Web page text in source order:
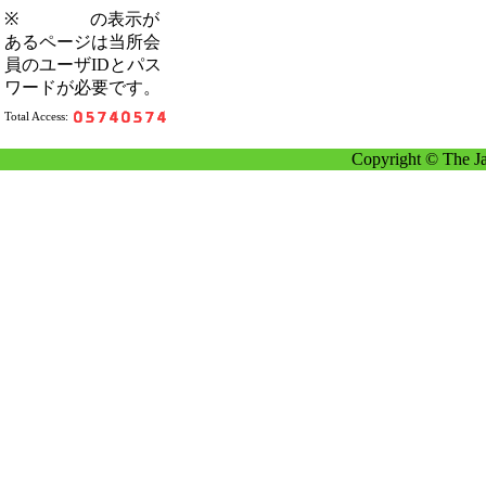
※
の表示が
あるページは当所会
員のユーザIDとパス
ワードが必要です。
Total Access:
Copyright © The